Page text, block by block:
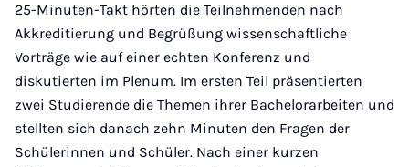
25-Minuten-Takt hörten die Teilnehmenden nach
Akkreditierung und Begrüßung wissenschaftliche
Vorträge wie auf einer echten Konferenz und
diskutierten im Plenum. Im ersten Teil präsentierten
zwei Studierende die Themen ihrer Bachelorarbeiten und
stellten sich danach zehn Minuten den Fragen der
Schülerinnen und Schüler. Nach einer kurzen